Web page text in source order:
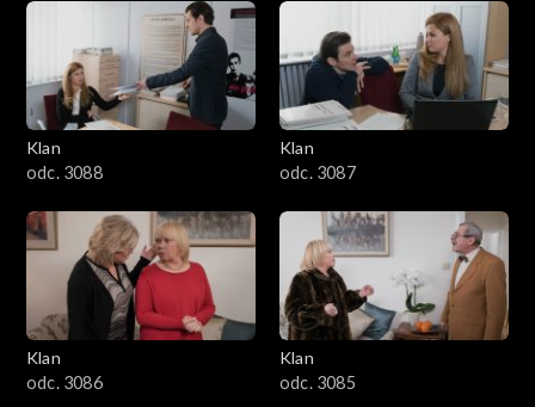
2401–2500
2301–2400
2201–2300
2101–2200
2001–2100
1901–2000
Klan
odc. 3088
Klan
odc. 3087
Klan
odc. 3086
Klan
odc. 3085